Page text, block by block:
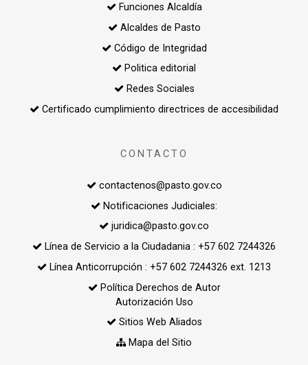
Funciones Alcaldía
Alcaldes de Pasto
Código de Integridad
Politica editorial
Redes Sociales
Certificado cumplimiento directrices de accesibilidad
CONTACTO
contactenos@pasto.gov.co
Notificaciones Judiciales:
juridica@pasto.gov.co
Línea de Servicio a la Ciudadania : +57 602 7244326
Línea Anticorrupción : +57 602 7244326 ext. 1213
Política Derechos de Autor
Autorización Uso
Sitios Web Aliados
Mapa del Sitio